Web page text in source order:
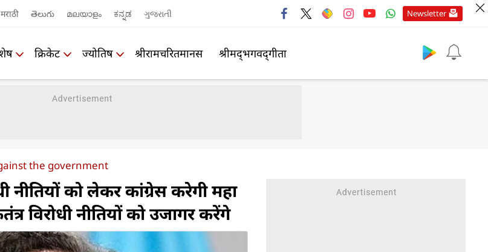
मराठी తెలుగు മലയാളം ಕನ್ನಡ ગુજરાતી Newsletter
क्रिकेट ज्योतिष श्रीरामचरितमानस श्रीमद्‍भगवद्‍गीता
the government
नीतियों को लेकर कांग्रेस करेगी महा
विरोधी नीतियों को उजागर करेंगे